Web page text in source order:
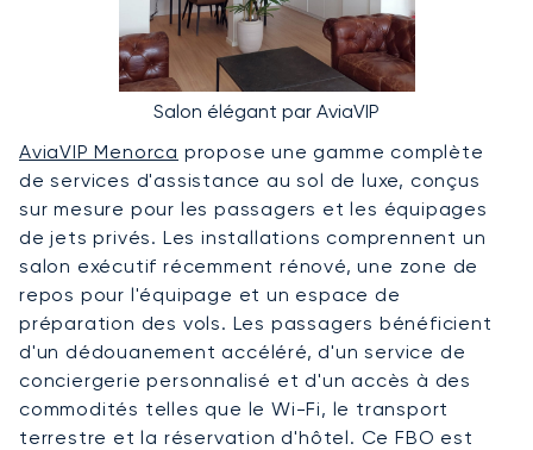
Salon élégant par AviaVIP
AviaVIP Menorca propose une gamme complète
de services d'assistance au sol de luxe, conçus
sur mesure pour les passagers et les équipages
de jets privés. Les installations comprennent un
salon exécutif récemment rénové, une zone de
repos pour l'équipage et un espace de
préparation des vols. Les passagers bénéficient
d'un dédouanement accéléré, d'un service de
conciergerie personnalisé et d'un accès à des
commodités telles que le Wi-Fi, le transport
terrestre et la réservation d'hôtel. Ce FBO est